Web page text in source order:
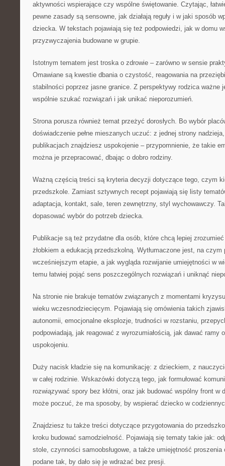
aktywności wspierające czy wspólne świętowanie. Czytając,
pewne zasady są sensowne, jak działają reguły i w jaki sposób
dziecka. W tekstach pojawiają się też podpowiedzi, jak w domu
przyzwyczajenia budowane w grupie.
Istotnym tematem jest troska o zdrowie – zarówno w sensie
Omawiane są kwestie dbania o czystość, reagowania na
stabilności poprzez jasne granice. Z perspektywy rodzica ważne
wspólnie szukać rozwiązań i jak unikać nieporozumień.
Strona porusza również temat przeżyć dorosłych. Bo wybór
doświadczenie pełne mieszanych uczuć: z jednej strony
publikacjach znajdziesz uspokojenie – przypomnienie, że takie
można je przepracować, dbając o dobro rodziny.
Ważną częścią treści są kryteria decyzji dotyczące tego, czym
przedszkole. Zamiast sztywnych recept pojawiają się listy
adaptacja, kontakt, sale, teren zewnętrzny, styl wychowawczy.
dopasować wybór do potrzeb dziecka.
Publikacje są też przydatne dla osób, które chcą lepiej
żłobkiem a edukacją przedszkolną. Wytłumaczone jest, na czym
wcześniejszym etapie, a jak wygląda rozwijanie umiejętności w
temu łatwiej pojąć sens poszczególnych rozwiązań i uniknąć
Na stronie nie brakuje tematów związanych z momentami
wieku wczesnodziecięcym. Pojawiają się omówienia takich
autonomii, emocjonalne eksplozje, trudności w rozstaniu,
podpowiadają, jak reagować z wyrozumiałością, jak dawać ramy
uspokojeniu.
Duży nacisk kładzie się na komunikację: z dzieckiem, z
w całej rodzinie. Wskazówki dotyczą tego, jak formułować
rozwiązywać spory bez kłótni, oraz jak budować wspólny front w
może poczuć, że ma sposoby, by wspierać dziecko w
Znajdziesz tu także treści dotyczące przygotowania do
kroku budować samodzielność. Pojawiają się tematy takie jak:
stole, czynności samoobsługowe, a także umiejętność
podane tak, by dało się je wdrażać bez presji.